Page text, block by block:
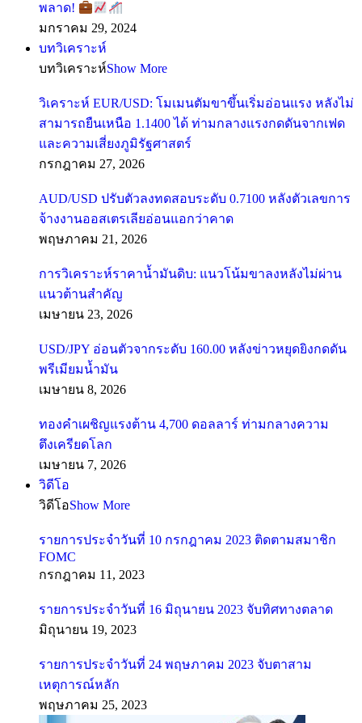
พลาด!
มกราคม 29, 2024
บทวิเคราะห์
บทวิเคราะห์Show More
วิเคราะห์ EUR/USD: โมเมนตัมขาขึ้นเริ่มอ่อนแรง หลังไม่
สามารถยืนเหนือ 1.1400 ได้ ท่ามกลางแรงกดดันจากเฟด
และความเสี่ยงภูมิรัฐศาสตร์
กรกฎาคม 27, 2026
AUD/USD ปรับตัวลงทดสอบระดับ 0.7100 หลังตัวเลขการ
จ้างงานออสเตรเลียอ่อนแอกว่าคาด
พฤษภาคม 21, 2026
การวิเคราะห์ราคาน้ำมันดิบ: แนวโน้มขาลงหลังไม่ผ่าน
แนวต้านสำคัญ
เมษายน 23, 2026
USD/JPY อ่อนตัวจากระดับ 160.00 หลังข่าวหยุดยิงกดดัน
พรีเมียมน้ำมัน
เมษายน 8, 2026
ทองคำเผชิญแรงต้าน 4,700 ดอลลาร์ ท่ามกลางความ
ตึงเครียดโลก
เมษายน 7, 2026
วิดีโอ
วิดีโอShow More
รายการประจำวันที่ 10 กรกฎาคม 2023 ติดตามสมาชิก
FOMC
กรกฎาคม 11, 2023
รายการประจำวันที่ 16 มิถุนายน 2023 จับทิศทางตลาด
มิถุนายน 19, 2023
รายการประจำวันที่ 24 พฤษภาคม 2023 จับตาสาม
เหตุการณ์หลัก
พฤษภาคม 25, 2023